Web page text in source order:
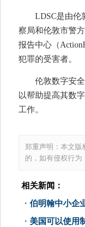
LDSC是由伦
察局和伦敦市警
报告中心（
犯罪的受害者。
伦敦数字安
以帮助提高其数
工作。
郑重声明：本文版
的，如有侵权行为
相关新闻：
· 伯明翰中小企
· 美国可以使用